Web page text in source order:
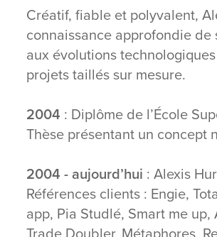
Créatif, fiable et polyvalent,
connaissance approfondie
aux évolutions
projets taillés sur mesure.
2004 : Diplôme de l’École
Thèse présentant un concept
2004 - aujourd’hui : Alexis
Références clients : Engie,
app, Pia Studlé, Smart me